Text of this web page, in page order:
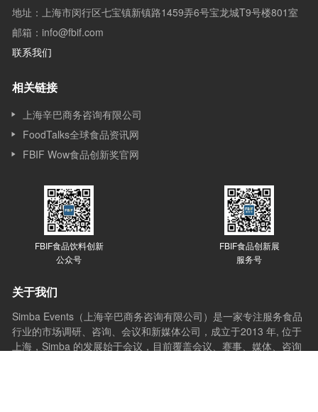
地址：上海市闵行区七宝镇新镇路1459弄6号宝龙城T9号楼801室
邮箱：info@fbif.com
联系我们
相关链接
上海辛巴商务咨询有限公司
FoodTalks全球食品资讯网
FBIF Wow食品创新奖官网
FBIF食品饮料创新
公众号
FBIF食品创新展
服务号
关于我们
Simba Events（上海辛巴商务咨询有限公司）是一家专注服务食品
行业的市场调研、咨询、会议和新媒体公司，成立于2013 年, 位于
上海，Simba 的发展始于会议，目前覆盖会议、赛事、媒体、咨询